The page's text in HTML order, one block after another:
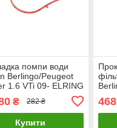
помпи води
Berlingo/Peugeot
1.6 VTi 09- ELRING
₴ 282 ₴
Купити